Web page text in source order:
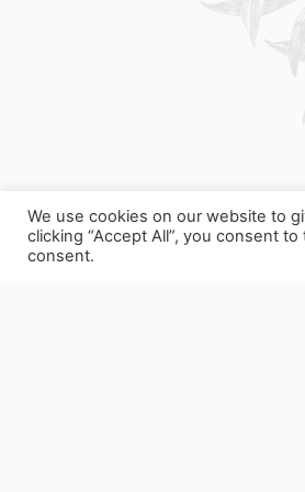
We use cookies on our website to
clicking “Accept All”, you consent
consent.